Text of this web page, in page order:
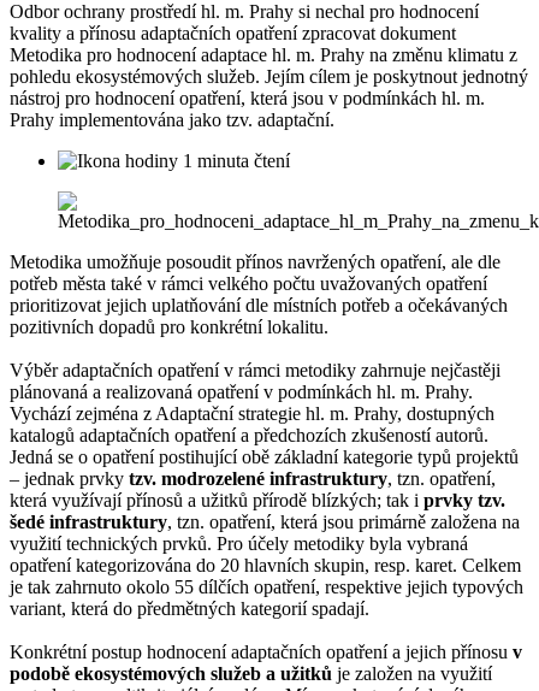
Odbor ochrany prostředí hl. m. Prahy si nechal pro hodnocení
kvality a přínosu adaptačních opatření zpracovat dokument
Metodika pro hodnocení adaptace hl. m. Prahy na změnu klimatu z
pohledu ekosystémových služeb. Jejím cílem je poskytnout jednotný
nástroj pro hodnocení opatření, která jsou v podmínkách hl. m.
Prahy implementována jako tzv. adaptační.
1 minuta čtení
Metodika umožňuje posoudit přínos navržených opatření, ale dle
potřeb města také v rámci velkého počtu uvažovaných opatření
prioritizovat jejich uplatňování dle místních potřeb a očekávaných
pozitivních dopadů pro konkrétní lokalitu.
Výběr adaptačních opatření v rámci metodiky zahrnuje nejčastěji
plánovaná a realizovaná opatření v podmínkách hl. m. Prahy.
Vychází zejména z Adaptační strategie hl. m. Prahy, dostupných
katalogů adaptačních opatření a předchozích zkušeností autorů.
Jedná se o opatření postihující obě základní kategorie typů projektů
– jednak prvky tzv. modrozelené infrastruktury, tzn. opatření,
která využívají přínosů a užitků přírodě blízkých; tak i prvky tzv.
šedé infrastruktury, tzn. opatření, která jsou primárně založena na
využití technických prvků. Pro účely metodiky byla vybraná
opatření kategorizována do 20 hlavních skupin, resp. karet. Celkem
je tak zahrnuto okolo 55 dílčích opatření, respektive jejich typových
variant, která do předmětných kategorií spadají.
Konkrétní postup hodnocení adaptačních opatření a jejich přínosu v
podobě ekosystémových služeb a užitků je založen na využití